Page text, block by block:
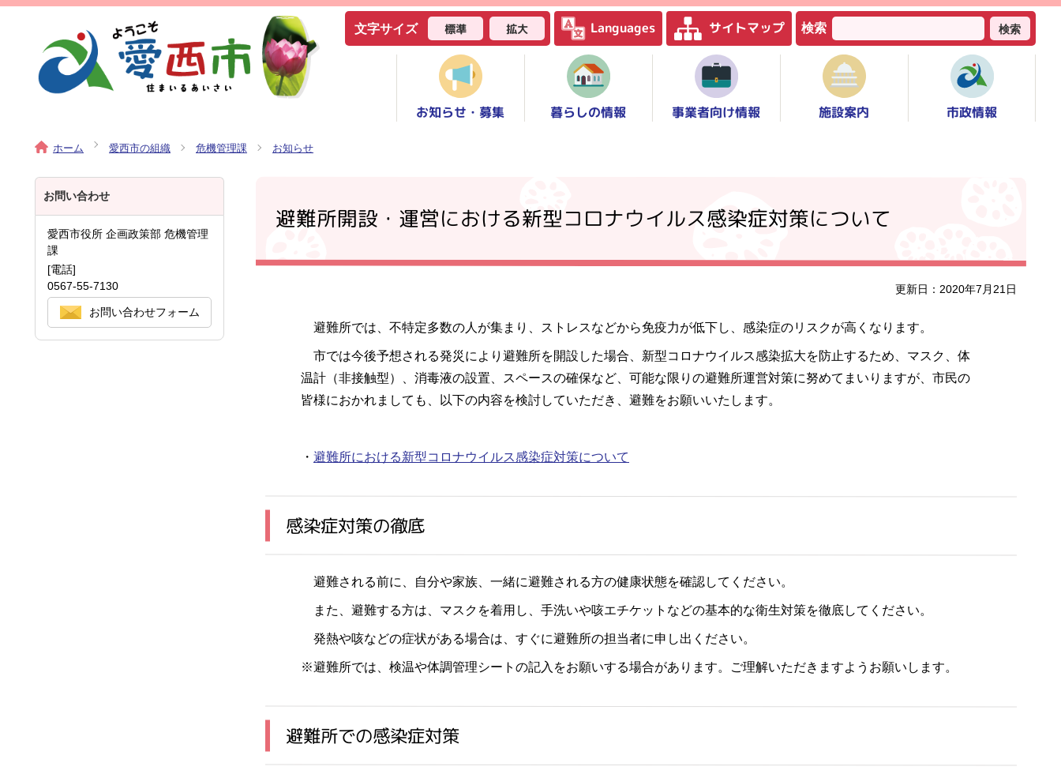
文字サイズ 標準 拡大 Languages サイトマップ 検索 検索
お知らせ・募集 暮らしの情報 事業者向け情報 施設案内 市政情報
ホーム 愛西市の組織 危機管理課 お知らせ
避難所開設・運営における新型コロナウイルス感染症対策について
更新日：2020年7月21日
避難所では、不特定多数の人が集まり、ストレスなどから免疫力が低下し、感染症のリスクが高くなります。
市では今後予想される発災により避難所を開設した場合、新型コロナウイルス感染拡大を防止するため、マスク、体
温計（非接触型）、消毒液の設置、スペースの確保など、可能な限りの避難所運営対策に努めてまいりますが、市民の
皆様におかれましても、以下の内容を検討していただき、避難をお願いいたします。
・ 避難所における新型コロナウイルス感染症対策について
感染症対策の徹底
避難される前に、自分や家族、一緒に避難される方の健康状態を確認してください。
また、避難する方は、マスクを着用し、手洗いや咳エチケットなどの基本的な衛生対策を徹底してください。
発熱や咳などの症状がある場合は、すぐに避難所の担当者に申し出ください。
※避難所では、検温や体調管理シートの記入をお願いする場合があります。ご理解いただきますようお願いします。
避難所での感染症対策
お問い合わせ
愛西市役所 企画政策部 危機管理
課
[電話]
0567-55-7130
お問い合わせフォーム